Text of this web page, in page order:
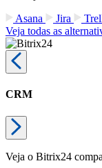
Asana
Jira
Veja todas as
CRM
Veja o Bitrix24